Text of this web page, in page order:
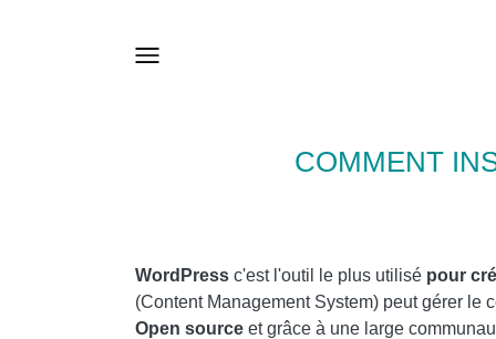
COMMENT
WordPress c'est l'outil le plus utilisé pour
(Content Management System) peut gérer le
Open source et grâce à une large